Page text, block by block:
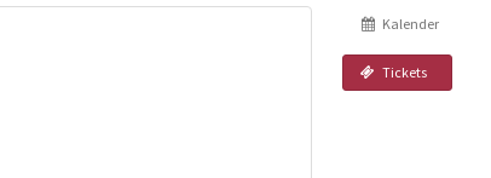
Kalender
Tickets